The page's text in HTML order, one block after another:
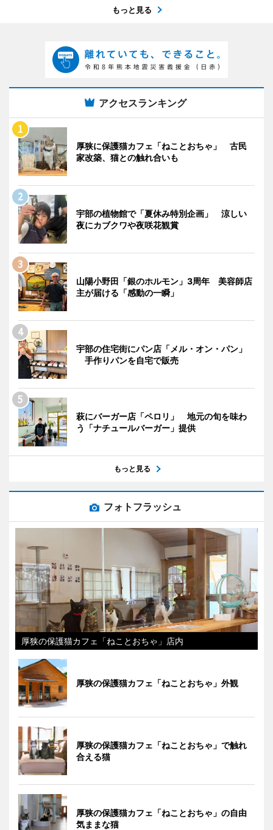
もっと見る
アクセスランキング
厚狭に保護猫カフェ「ねことおちゃ」 古民
家改築、猫との触れ合いも
宇部の植物館で「夏休み特別企画」 涼しい
夜にカブクワや夜咲花観賞
山陽小野田「銀のホルモン」3周年 美容師店
主が届ける「感動の一瞬」
宇部の住宅街にパン店「メル・オン・パン」
手作りパンを自宅で販売
萩にバーガー店「ペロリ」 地元の旬を味わ
う「ナチュールバーガー」提供
もっと見る
フォトフラッシュ
厚狭の保護猫カフェ「ねことおちゃ」店内
厚狭の保護猫カフェ「ねことおちゃ」外観
厚狭の保護猫カフェ「ねことおちゃ」で触れ
合える猫
厚狭の保護猫カフェ「ねことおちゃ」の自由
気ままな猫